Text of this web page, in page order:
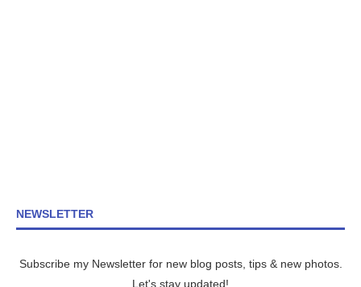
NEWSLETTER
Subscribe my Newsletter for new blog posts, tips & new photos.
Let's stay updated!